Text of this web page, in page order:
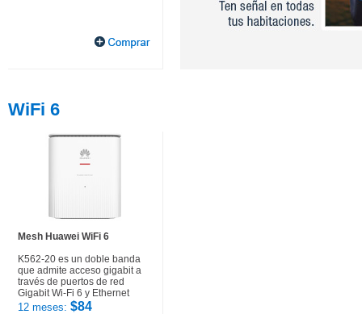
WiFi 6
Mesh Huawei WiFi 6
K562-20 es un doble banda
que admite acceso gigabit a
través de puertos de red
Gigabit Wi-Fi 6 y Ethernet
12 meses: $84